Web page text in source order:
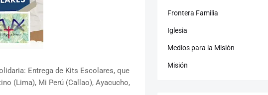
Entrega de Kits Escolares, que
(Lima), Mi Perú (Callao), Ayacucho,
Frontera Familia
Iglesia
Medios para la Misión
Misión